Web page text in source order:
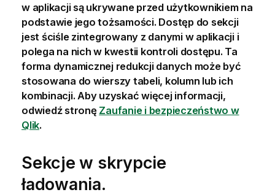
w aplikacji są ukrywane przed użytkownikiem na
podstawie jego tożsamości. Dostęp do sekcji
jest ściśle zintegrowany z danymi w aplikacji i
polega na nich w kwestii kontroli dostępu. Ta
forma dynamicznej redukcji danych może być
stosowana do wierszy tabeli, kolumn lub ich
kombinacji. Aby uzyskać więcej informacji,
odwiedź stronę Zaufanie i bezpieczeństwo w
Qlik.
Sekcje w skrypcie
ładowania.